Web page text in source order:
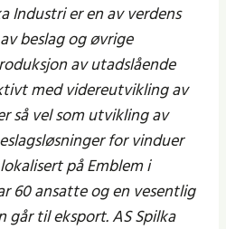
Industri er en av verdens
beslag og øvrige
av utadslående
med videreutvikling av
så vel som utvikling av
for vinduer
på Emblem i
60 ansatte og en vesentlig
går til eksport. AS Spilka